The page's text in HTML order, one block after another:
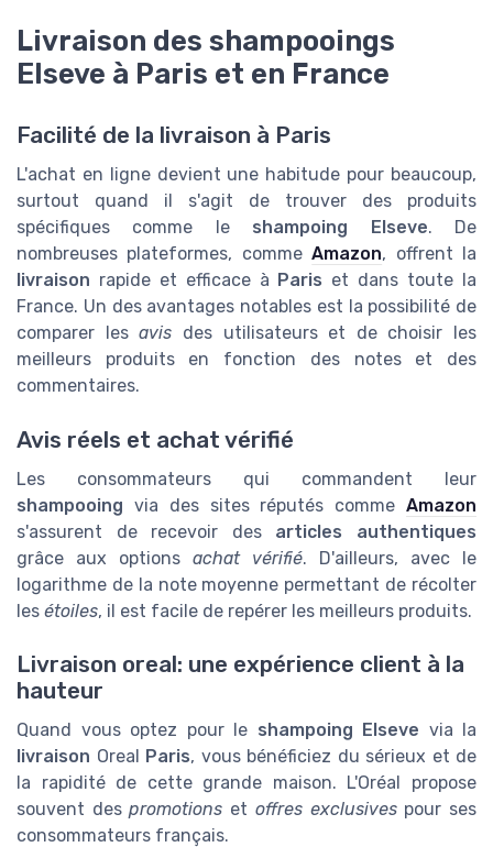
Livraison des shampooings
Elseve à Paris et en France
Facilité de la livraison à Paris
L'achat en ligne devient une habitude pour beaucoup,
surtout quand il s'agit de trouver des produits
spécifiques comme le shampoing Elseve. De
nombreuses plateformes, commeAmazon, offrent la
livraison rapide et efficace à Paris et dans toute la
France. Un des avantages notables est la possibilité de
comparer lesavis des utilisateurs et de choisir les
meilleurs produits en fonction des notes et des
commentaires.
Avis réels et achat vérifié
Les consommateurs qui commandent leur
shampooing via des sites réputés comme Amazon
s'assurent de recevoir des articles authentiques
grâce aux options achat vérifié. D'ailleurs, avec le
logarithme de la note moyenne permettant de récolter
les étoiles, il est facile de repérer les meilleurs produits.
Livraison oreal: une expérience client à la
hauteur
Quand vous optez pour le shampoing Elseve via la
livraison Oreal Paris, vous bénéficiez du sérieux et de
la rapidité de cette grande maison. L'Oréal propose
souvent despromotions et offres exclusivespour ses
consommateurs français.